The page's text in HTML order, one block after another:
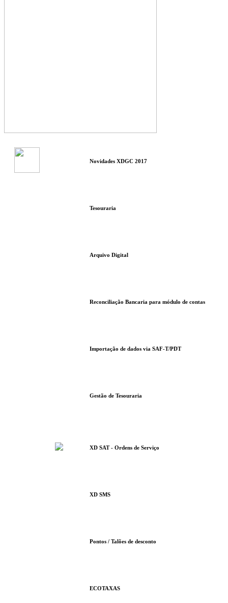
Novidades XDGC 2017
Tesouraria
Arquivo Digital
Reconciliação Bancaria para módulo de contas
Importação de dados via SAF-T/PDT
Gestão de Tesouraria
XD SAT - Ordens de Serviço
XD SMS
Pontos / Talões de desconto
ECOTAXAS